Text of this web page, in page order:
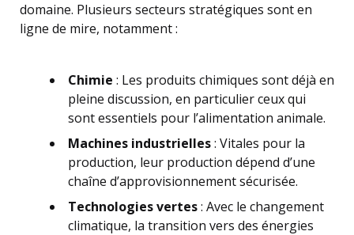
domaine. Plusieurs secteurs stratégiques sont en
ligne de mire, notamment :
Chimie : Les produits chimiques sont déjà en
pleine discussion, en particulier ceux qui
sont essentiels pour l’alimentation animale.
Machines industrielles: Vitales pour la
production, leur production dépend d’une
chaîne d’approvisionnement sécurisée.
Technologies vertes: Avec le changement
climatique, la transition vers des énergies